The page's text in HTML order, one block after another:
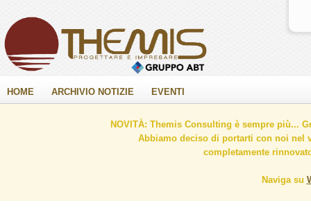
HOME ARCHIVIO NOTIZIE EVENTI
NOVITÀ: Themis Consulting è sempre più...
Abbiamo deciso di portarti con noi nel
completamente
Naviga su